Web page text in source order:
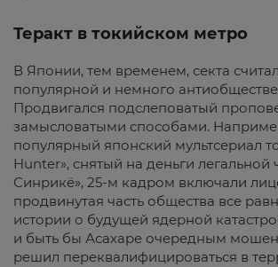
Теракт в токийском метро
В Японии, тем временем, секта
популярной и немного
Продвигался подслеповатый
замысловатыми способами.
популярный японский мультсериал
Hunter», снятый на деньги легальной
Синрикё», 25-м кадром включали
продвинутая часть общества все
истории о будущей ядерной
и быть бы Асахаре очередным
решил переквалифицироваться в